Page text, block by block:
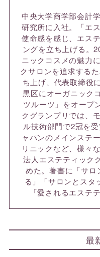
中央大学商学部会計
研究所に入社。「エ
使命感を感じ、エス
ングを立ち上げる。
ニックコスメの魅力
クサロンを追求する
ち上げ、代表取締役
黒区にオーガニック
ツルーツ」をオープ
クグランプリでは、
ル技術部門で2冠を
ャパンのメインステ
リニックなど、様々
法人エステティック
めた。著書に「サロ
る」「サロンとスタ
「愛されるエステ
最